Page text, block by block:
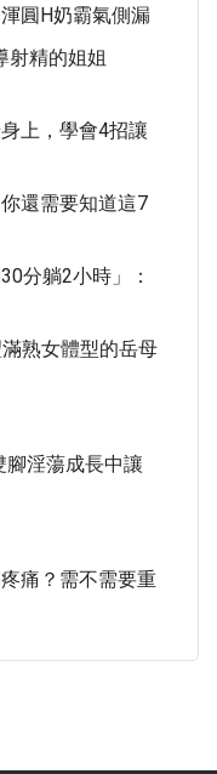
圓H奶霸氣側漏
射精的姐姐
上，學會4招讓
還需要知道這7
分躺2小時」：
熟女體型的岳母
腳淫蕩成長中讓
痛？需不需要重